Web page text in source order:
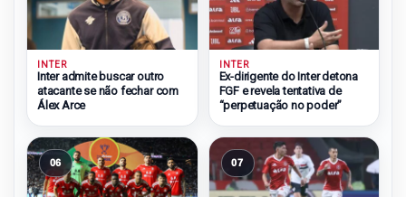
INTER
Inter admite buscar outro
atacante se não fechar com
Álex Arce
INTER
Ex-dirigente do Inter detona
FGF e revela tentativa de
“perpetuação no poder”
06 07